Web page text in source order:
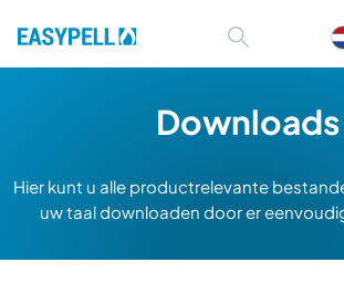
Downloads
Hier kunt u alle productrelevante
uw taal downloaden door er